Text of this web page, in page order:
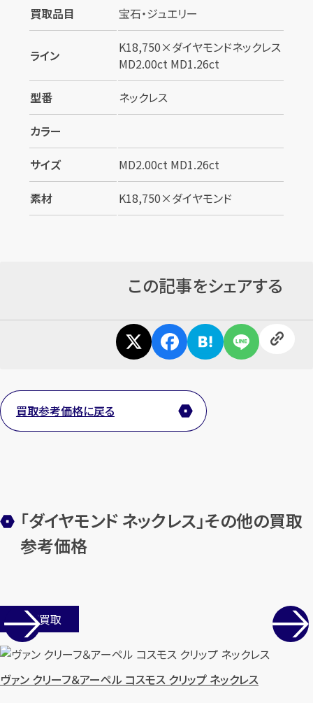
カンタン無料
今すぐ査定金額をお伝えいたします
まずはお電話で無料査定
【総合受付】24時間・年中無休(年末年始除く)
メールで無料相談する
買取品目 宝石・ジュエリー
ライン
K18,750×ダイヤモンドネックレス
MD2.00ct MD1.26ct
型番
ネックレス
カラー
サイズ
MD2.00ct MD1.26ct
素材
K18,750×ダイヤモンド
この記事をシェアする
買取参考価格に戻る
「ダイヤモンド ネックレス」その他の買取
参考価格
店舗買取
ヴァン クリーフ＆アーペル コスモス クリップ ネックレス